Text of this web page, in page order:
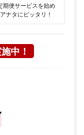
期便サービスを始め
ナタにピッタリ！
中！